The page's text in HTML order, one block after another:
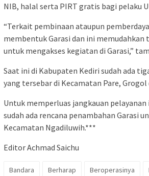
NIB, halal serta PIRT gratis bagi pelaku
“Terkait pembinaan ataupun
membentuk Garasi dan ini memudahkan
untuk mengakses kegiatan di Garasi,”
Saat ini di Kabupaten Kediri sudah ada
yang tersebar di Kecamatan Pare, Grogol
Untuk memperluas jangkauan
sudah ada rencana penambahan Garasi
Kecamatan Ngadiluwih.***
Editor Achmad Saichu
Bandara Berharap Beroperasinya